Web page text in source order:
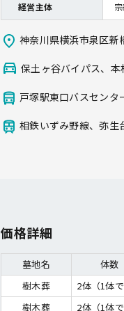
経営主体
神奈川県横浜市泉区新
保土ヶ谷バイパス、本
戸塚駅東口バスセンタ
相鉄いずみ野線、弥生
価格詳細
墓地名 体数
樹木葬
2体（1体で
樹木葬
2体（1体で